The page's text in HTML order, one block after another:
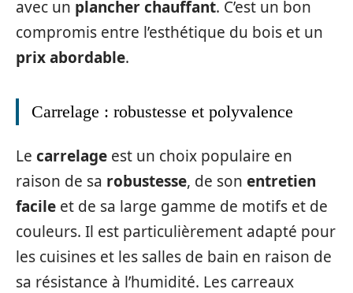
avec un plancher chauffant. C’est un bon
compromis entre l’esthétique du bois et un
prix abordable.
Carrelage : robustesse et polyvalence
Le carrelage est un choix populaire en
raison de sa robustesse, de son entretien
facile et de sa large gamme de motifs et de
couleurs. Il est particulièrement adapté pour
les cuisines et les salles de bain en raison de
sa résistance à l’humidité. Les carreaux